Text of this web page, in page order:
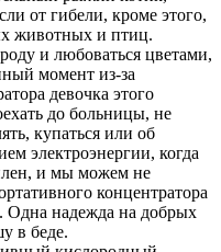
от гибели, кроме этого,
животных и птиц.
и любоваться цветами,
момент из-за
девочка этого
до больницы, не
купаться или об
электроэнергии, когда
и мы можем не
концентратора
Одна надежда на добрых
в беде.